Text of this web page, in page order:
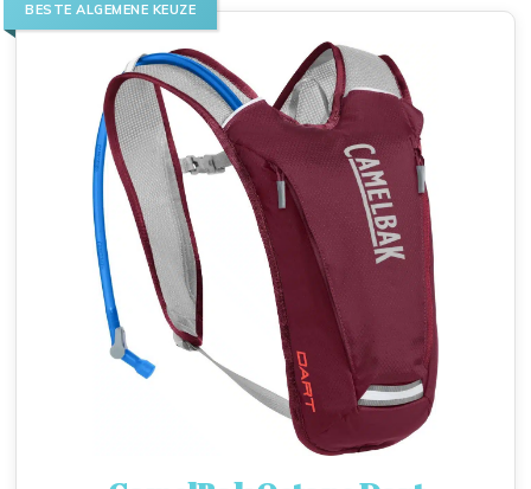
BESTE ALGEMENE KEUZE